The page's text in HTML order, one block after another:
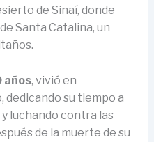
de Sinaí, donde
Santa Catalina, un
años, vivió en
su tiempo a
luchando contra las
de la muerte de su